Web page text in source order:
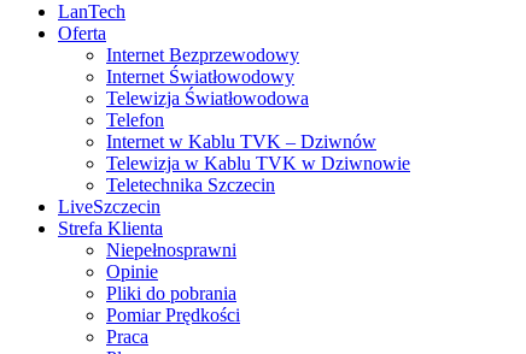
LanTech
Oferta
Internet Bezprzewodowy
Internet Światłowodowy
Telewizja Światłowodowa
Telefon
Internet w Kablu TVK – Dziwnów
Telewizja w Kablu TVK w Dziwnowie
Teletechnika Szczecin
LiveSzczecin
Strefa Klienta
Niepełnosprawni
Opinie
Pliki do pobrania
Pomiar Prędkości
Praca